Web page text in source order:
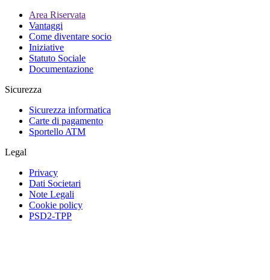
Area Riservata
Vantaggi
Come diventare socio
Iniziative
Statuto Sociale
Documentazione
Sicurezza
Sicurezza informatica
Carte di pagamento
Sportello ATM
Legal
Privacy
Dati Societari
Note Legali
Cookie policy
PSD2-TPP